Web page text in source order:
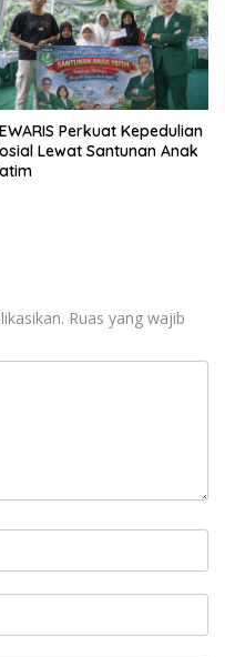
Perkuat Kepedulian
Lewat Santunan Anak
Ruas yang wajib